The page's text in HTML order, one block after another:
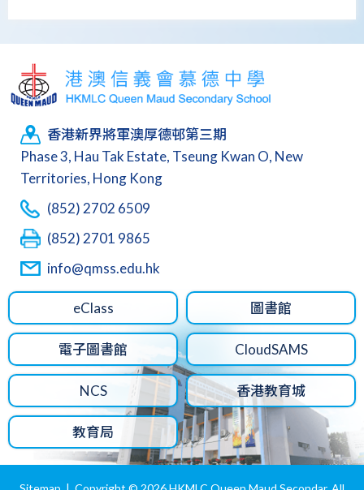
香港新界將軍澳厚德邨第三期
Phase 3, Hau Tak Estate, Tseung Kwan O, New
Territories, Hong Kong
(852) 2702 6509
(852) 2701 9865
info@qmss.edu.hk
eClass 圖書館
電子圖書館 CloudSAMS
NCS 香港教育城
教育局